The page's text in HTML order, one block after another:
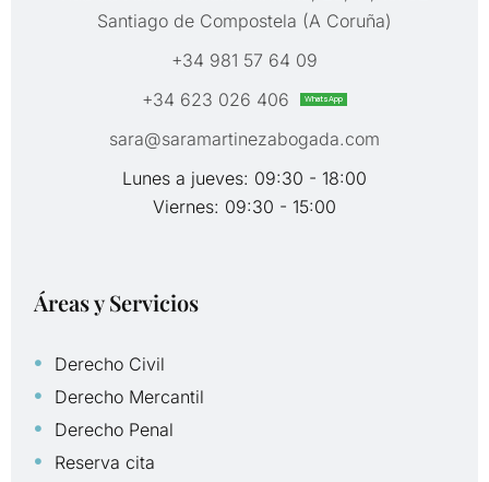
Santiago de Compostela (A Coruña)
+34 981 57 64 09
+34 623 026 406
WhatsApp
sara@saramartinezabogada.com
Lunes a jueves: 09:30 - 18:00
Viernes: 09:30 - 15:00
Áreas y Servicios
Derecho Civil
Derecho Mercantil
Derecho Penal
Reserva cita